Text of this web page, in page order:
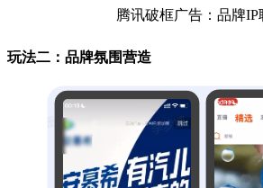
腾讯破框广告：品牌IP
玩法二：品牌氛围营造